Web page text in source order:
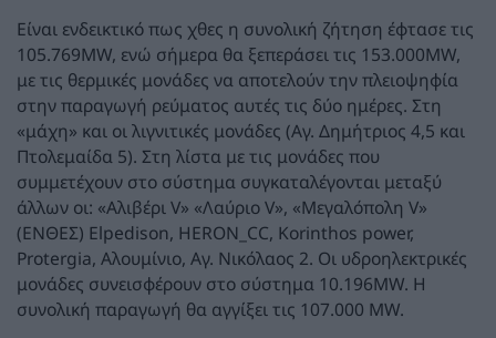
Είναι ενδεικτικό πως χθες η συνολική ζήτηση έφτασε τις
105.769MW, ενώ σήμερα θα ξεπεράσει τις 153.000MW,
με τις θερμικές μονάδες να αποτελούν την πλειοψηφία
στην παραγωγή ρεύματος αυτές τις δύο ημέρες. Στη
«μάχη» και οι λιγνιτικές μονάδες (Αγ. Δημήτριος 4,5 και
Πτολεμαίδα 5). Στη λίστα με τις μονάδες που
συμμετέχουν στο σύστημα συγκαταλέγονται μεταξύ
άλλων οι: «Αλιβέρι V» «Λαύριο V», «Μεγαλόπολη V»
(ΕΝΘΕΣ) Elpedison, HERON_CC, Korinthos power,
Protergia, Αλουμίνιο, Αγ. Νικόλαος 2. Οι υδροηλεκτρικές
μονάδες συνεισφέρουν στο σύστημα 10.196MW. Η
συνολική παραγωγή θα αγγίξει τις 107.000 MW.